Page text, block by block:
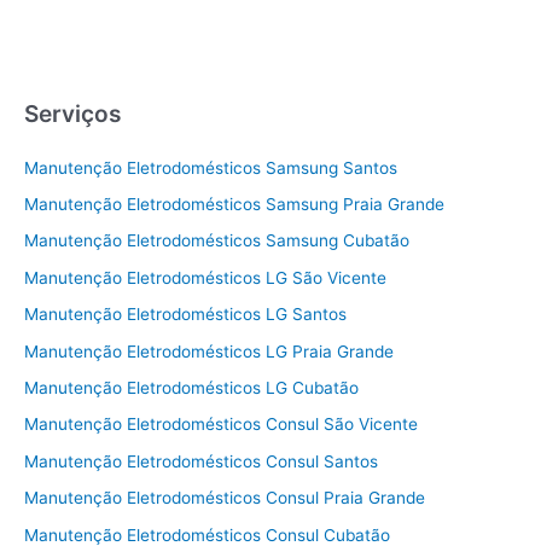
Serviços
Manutenção Eletrodomésticos Samsung Santos
Manutenção Eletrodomésticos Samsung Praia Grande
Manutenção Eletrodomésticos Samsung Cubatão
Manutenção Eletrodomésticos LG São Vicente
Manutenção Eletrodomésticos LG Santos
Manutenção Eletrodomésticos LG Praia Grande
Manutenção Eletrodomésticos LG Cubatão
Manutenção Eletrodomésticos Consul São Vicente
Manutenção Eletrodomésticos Consul Santos
Manutenção Eletrodomésticos Consul Praia Grande
Manutenção Eletrodomésticos Consul Cubatão